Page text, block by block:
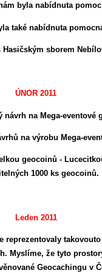
byla nabídnuta
také nabídnuta
sborem
ÚNOR 2011
návrh na Mega-eventové
na výrobu Mega-
geocoinů -
1000 ks geocoinů.
Leden 2011
reprezentovaly
Myslíme, že tyto
Geocachingu v